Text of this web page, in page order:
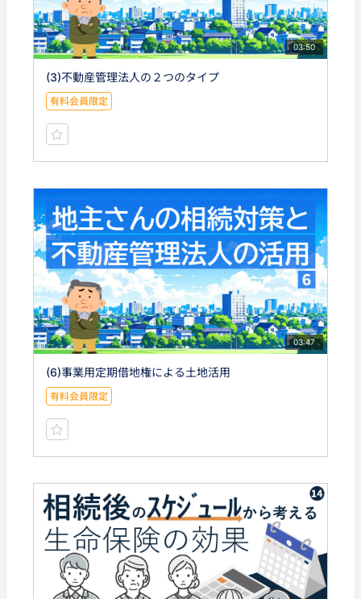
03:50
(3)不動産管理法人の２つのタイプ
有料会員限定
03:47
(6)事業用定期借地権による土地活用
有料会員限定